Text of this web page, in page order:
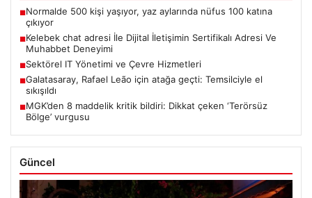
■Normalde 500 kişi yaşıyor, yaz aylarında nüfus 100 katına
çıkıyor
■Kelebek chat adresi İle Dijital İletişimin Sertifikalı Adresi Ve
Muhabbet Deneyimi
■Sektörel IT Yönetimi ve Çevre Hizmetleri
■Galatasaray, Rafael Leão için atağa geçti: Temsilciyle el
sıkışıldı
■MGK’den 8 maddelik kritik bildiri: Dikkat çeken ‘Terörsüz
Bölge’ vurgusu
Güncel